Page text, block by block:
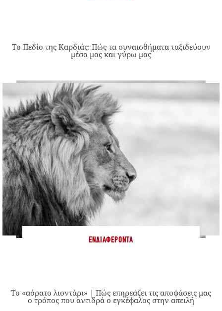
Το Πεδίο της Καρδιάς: Πώς τα συναισθήματα ταξιδεύουν
μέσα μας και γύρω μας
ΕΝΔΙΑΦΈΡΟΝΤΑ
Το «αόρατο λιοντάρι» | Πώς επηρεάζει τις αποφάσεις μας
ο τρόπος που αντιδρά ο εγκέφαλος στην απειλή